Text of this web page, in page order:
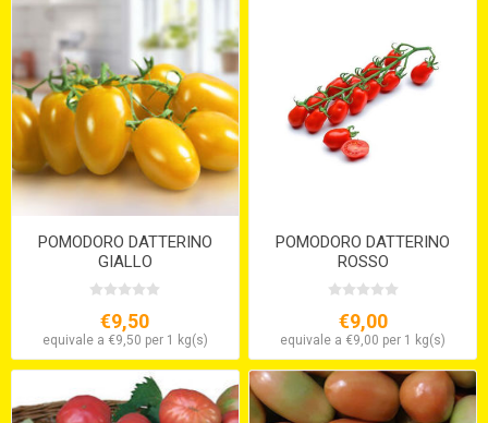
POMODORO DATTERINO
GIALLO
€9,50
equivale a €9,50 per 1 kg(s)
POMODORO DATTERINO
ROSSO
€9,00
equivale a €9,00 per 1 kg(s)